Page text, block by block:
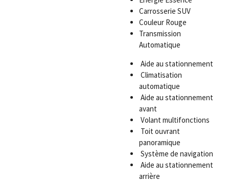
Carrosserie SUV
Couleur Rouge
Transmission
Automatique
Aide au stationnement
Climatisation
automatique
Aide au stationnement
avant
Volant multifonctions
Toit ouvrant
panoramique
Système de navigation
Aide au stationnement
arrière